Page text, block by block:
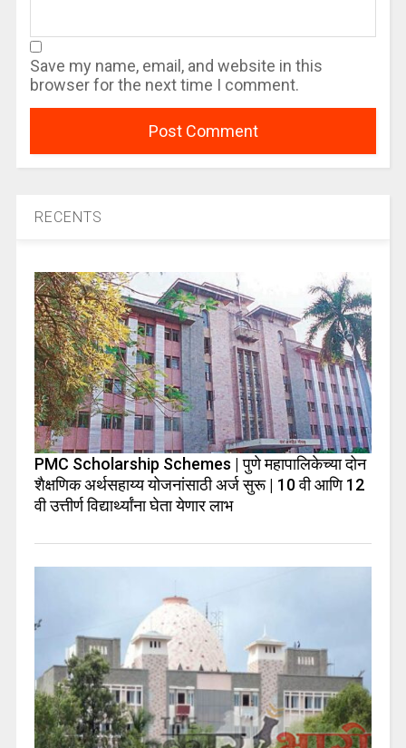
Save my name, email, and website in this
browser for the next time I comment.
RECENTS
PMC Scholarship Schemes | पुणे महापालिकेच्या दोन
शैक्षणिक अर्थसहाय्य योजनांसाठी अर्ज सुरू | 10 वी आणि 12
वी उत्तीर्ण विद्यार्थ्यांना घेता येणार लाभ